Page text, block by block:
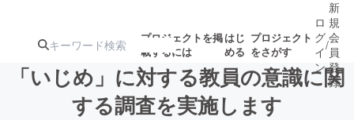
プロジェクトを掲
載するには
はじ
める
プロジェクト
をさがす
ロ
グ
イ
ン
/
新
規
会
員
登
録
「いじめ」に対する教員の意識に関
する調査を実施します